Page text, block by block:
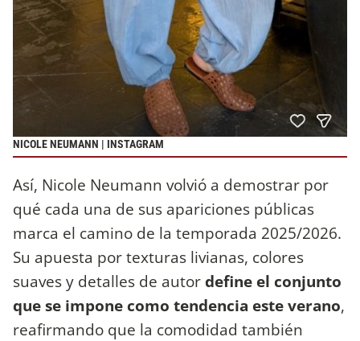
NICOLE NEUMANN | INSTAGRAM
Así, Nicole Neumann volvió a demostrar por
qué cada una de sus apariciones públicas
marca el camino de la temporada 2025/2026.
Su apuesta por texturas livianas, colores
suaves y detalles de autordefine el conjunto
que se impone como tendencia este verano,
reafirmando que la comodidad también